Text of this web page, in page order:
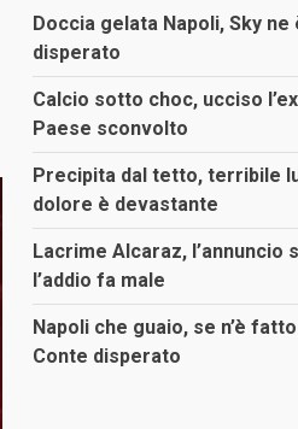
Doccia gelata Napoli, Sky ne
disperato
Calcio sotto choc, ucciso
Paese sconvolto
Precipita dal tetto, terribile
dolore è devastante
Lacrime Alcaraz, l’annuncio
l’addio fa male
Napoli che guaio, se n’è
Conte disperato